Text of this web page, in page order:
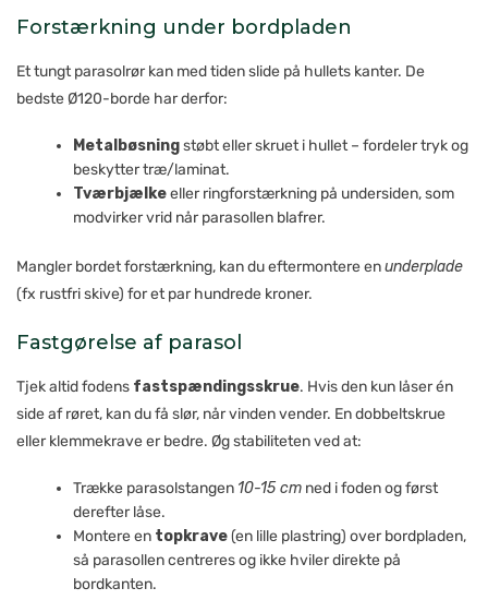
Forstærkning under bordpladen
Et tungt parasolrør kan med tiden slide på hullets kanter. De
bedste Ø120-borde har derfor:
Metalbøsningstøbt eller skruet i hullet – fordeler tryk og
beskytter træ/laminat.
Tværbjælkeeller ringforstærkning på undersiden, som
modvirker vrid når parasollen blafrer.
Mangler bordet forstærkning, kan du eftermontere enunderplade
(fx rustfri skive) for et par hundrede kroner.
Fastgørelse af parasol
Tjek altid fodens fastspændingsskrue. Hvis den kun låser én
side af røret, kan du få slør, når vinden vender. En dobbeltskrue
eller klemmekrave er bedre. Øg stabiliteten ved at:
Trække parasolstangen 10-15 cm ned i foden og først
derefter låse.
Montere en topkrave(en lille plastring) over bordpladen,
så parasollen centreres og ikke hviler direkte på
bordkanten.